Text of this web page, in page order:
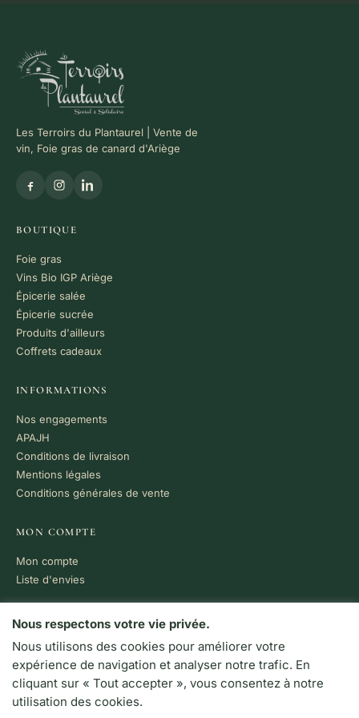
Les Terroirs du Plantaurel | Vente de
vin, Foie gras de canard d'Ariège
BOUTIQUE
Foie gras
Vins Bio IGP Ariège
Épicerie salée
Épicerie sucrée
Produits d'ailleurs
Coffrets cadeaux
INFORMATIONS
Nos engagements
APAJH
Conditions de livraison
Mentions légales
Conditions générales de vente
MON COMPTE
Mon compte
Liste d'envies
PAIEMENT 100% SÉCURISÉ
VISA MC CB
LIVRAISON RAPIDE
Colissimo · Chronopost
Nous respectons votre vie privée.
Nous utilisons des cookies pour améliorer votre
expérience de navigation et analyser notre trafic. En
cliquant sur « Tout accepter », vous consentez à notre
utilisation des cookies.